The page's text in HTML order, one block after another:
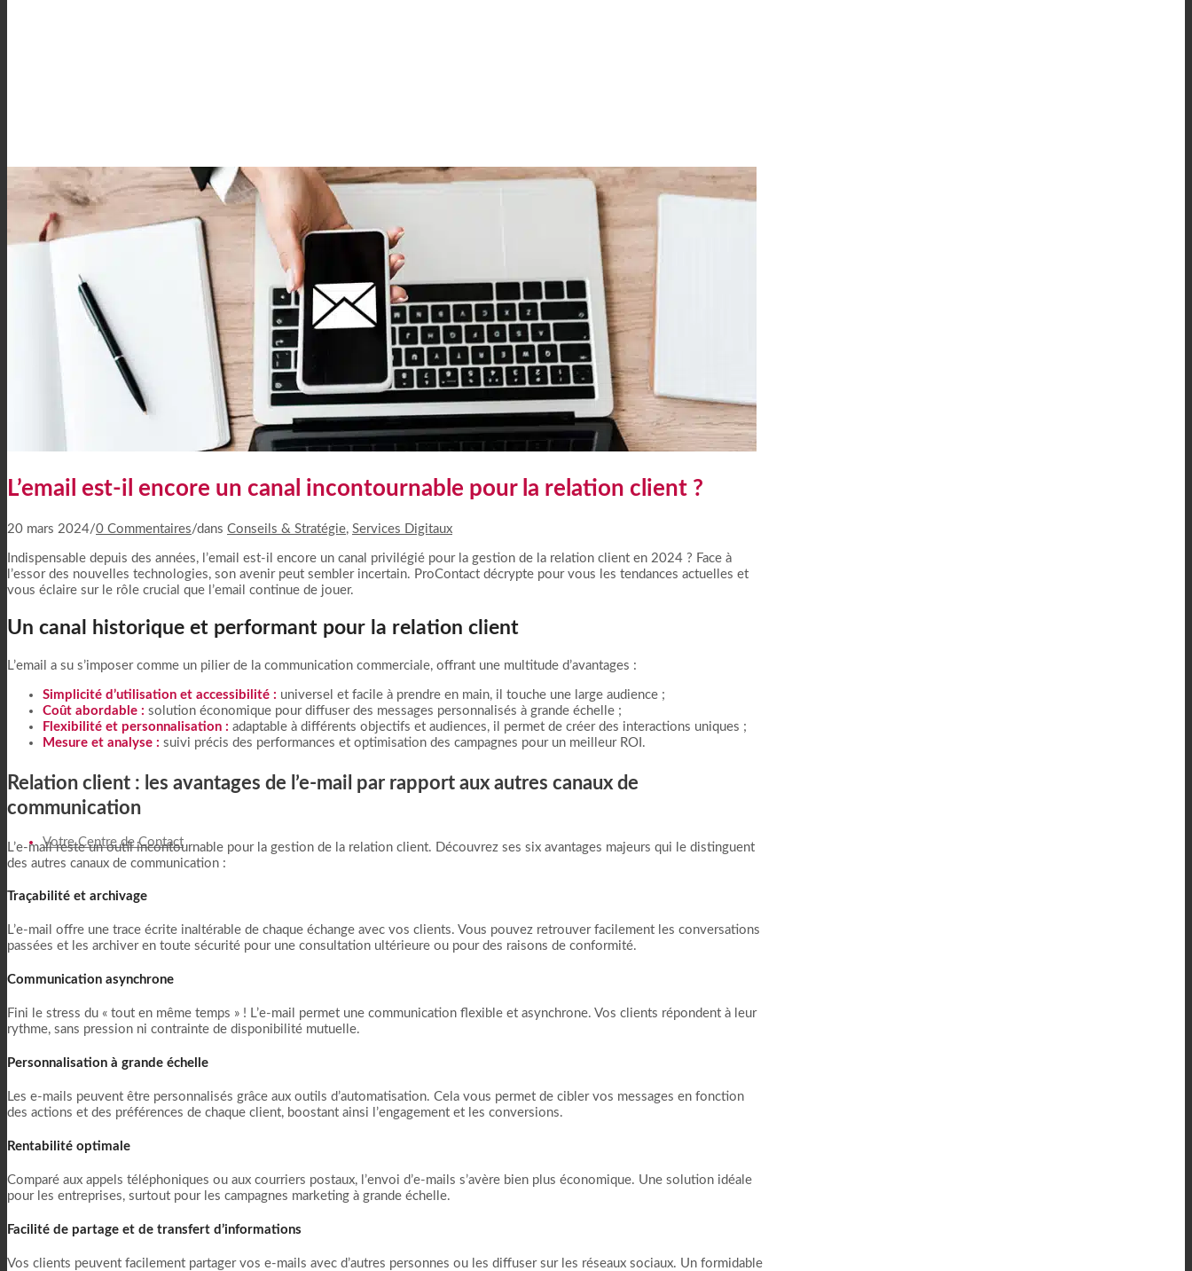
Pourquoi Choisir ProContact ?
Votre Centre de Contact
L’email est-il encore un canal incontournable pour la relation client ?
20 mars 2024/0 Commentaires/dans Conseils & Stratégie, Services Digitaux
Indispensable depuis des années, l’email est-il encore un canal privilégié pour la gestion de la relation client en 2024 ? Face à
l’essor des nouvelles technologies, son avenir peut sembler incertain. ProContact décrypte pour vous les tendances actuelles et
vous éclaire sur le rôle crucial que l’email continue de jouer.
Un canal historique et performant pour la relation client
L’email a su s’imposer comme un pilier de la communication commerciale, offrant une multitude d’avantages :
Simplicité d’utilisation et accessibilité : universel et facile à prendre en main, il touche une large audience ;
Coût abordable : solution économique pour diffuser des messages personnalisés à grande échelle ;
Flexibilité et personnalisation : adaptable à différents objectifs et audiences, il permet de créer des interactions uniques ;
Mesure et analyse : suivi précis des performances et optimisation des campagnes pour un meilleur ROI.
Relation client : les avantages de l’e-mail par rapport aux autres canaux de
communication
L’e-mail reste un outil incontournable pour la gestion de la relation client. Découvrez ses six avantages majeurs qui le distinguent
des autres canaux de communication :
Traçabilité et archivage
L’e-mail offre une trace écrite inaltérable de chaque échange avec vos clients. Vous pouvez retrouver facilement les conversations
passées et les archiver en toute sécurité pour une consultation ultérieure ou pour des raisons de conformité.
Communication asynchrone
Fini le stress du « tout en même temps » ! L’e-mail permet une communication flexible et asynchrone. Vos clients répondent à leur
rythme, sans pression ni contrainte de disponibilité mutuelle.
Personnalisation à grande échelle
Les e-mails peuvent être personnalisés grâce aux outils d’automatisation. Cela vous permet de cibler vos messages en fonction
des actions et des préférences de chaque client, boostant ainsi l’engagement et les conversions.
Rentabilité optimale
Comparé aux appels téléphoniques ou aux courriers postaux, l’envoi d’e-mails s’avère bien plus économique. Une solution idéale
pour les entreprises, surtout pour les campagnes marketing à grande échelle.
Facilité de partage et de transfert d’informations
Vos clients peuvent facilement partager vos e-mails avec d’autres personnes ou les diffuser sur les réseaux sociaux. Un formidable